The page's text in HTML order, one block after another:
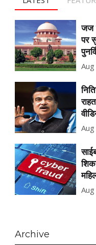
जज
पर
Archive